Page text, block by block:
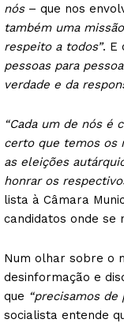
nós– que nos
também uma
respeito a todos”. E
pessoas para
verdade e da
“Cada um de nós é
certo que temos os
as eleições
honrar os
lista à Câmara
candidatos onde se
Num olhar sobre o
desinformação e
que “precisamos de
socialista entende